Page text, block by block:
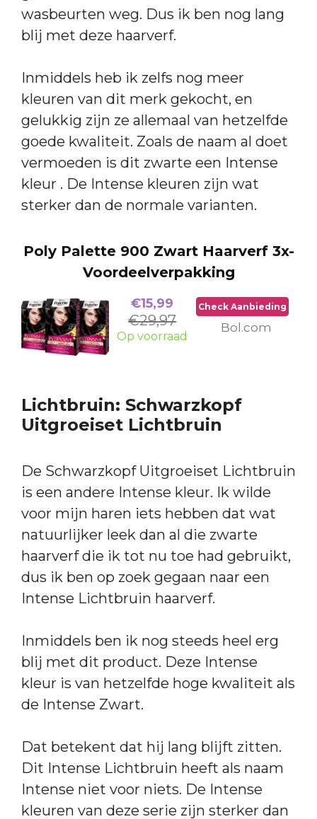
wasbeurten weg. Dus ik ben nog lang
blij met deze haarverf.
Inmiddels heb ik zelfs nog meer
kleuren van dit merk gekocht, en
gelukkig zijn ze allemaal van hetzelfde
goede kwaliteit. Zoals de naam al doet
vermoeden is dit zwarte een Intense
kleur . De Intense kleuren zijn wat
sterker dan de normale varianten.
Poly Palette 900 Zwart Haarverf 3x-
Voordeelverpakking
€15,99
€29,97
Op voorraad
Check Aanbieding
Bol.com
Lichtbruin: Schwarzkopf
Uitgroeiset Lichtbruin
De Schwarzkopf Uitgroeiset Lichtbruin
is een andere Intense kleur. Ik wilde
voor mijn haren iets hebben dat wat
natuurlijker leek dan al die zwarte
haarverf die ik tot nu toe had gebruikt,
dus ik ben op zoek gegaan naar een
Intense Lichtbruin haarverf.
Inmiddels ben ik nog steeds heel erg
blij met dit product. Deze Intense
kleur is van hetzelfde hoge kwaliteit als
de Intense Zwart.
Dat betekent dat hij lang blijft zitten.
Dit Intense Lichtbruin heeft als naam
Intense niet voor niets. De Intense
kleuren van deze serie zijn sterker dan